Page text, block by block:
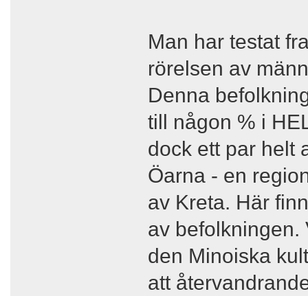
Man har testat
rörelsen av
Denna
till någon % i
dock ett par helt
Öarna - en
av Kreta. Här
av befolkningen.
den Minoiska
att